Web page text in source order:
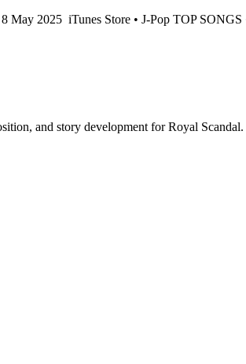
8 May 2025 iTunes Store • J-Pop TOP
and story development for Royal Scandal.